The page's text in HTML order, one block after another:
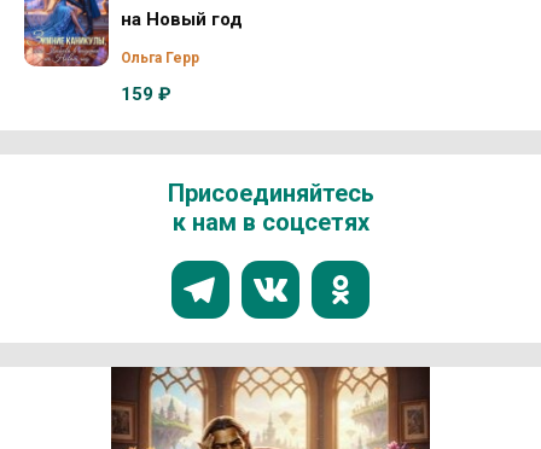
на Новый год
Ольга Герр
159 ₽
Присоединяйтесь
к нам в соцсетях